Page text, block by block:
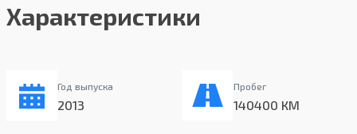
Характеристики
Год выпуска
2013
Пробег
140400 КМ